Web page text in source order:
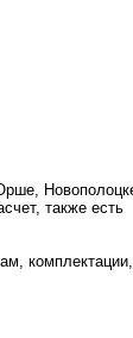
также есть